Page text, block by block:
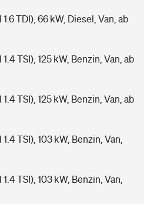
TDI), 66 kW, Diesel, Van, ab
TSI), 125 kW, Benzin, Van, ab
TSI), 125 kW, Benzin, Van, ab
TSI), 103 kW, Benzin, Van,
TSI), 103 kW, Benzin, Van,